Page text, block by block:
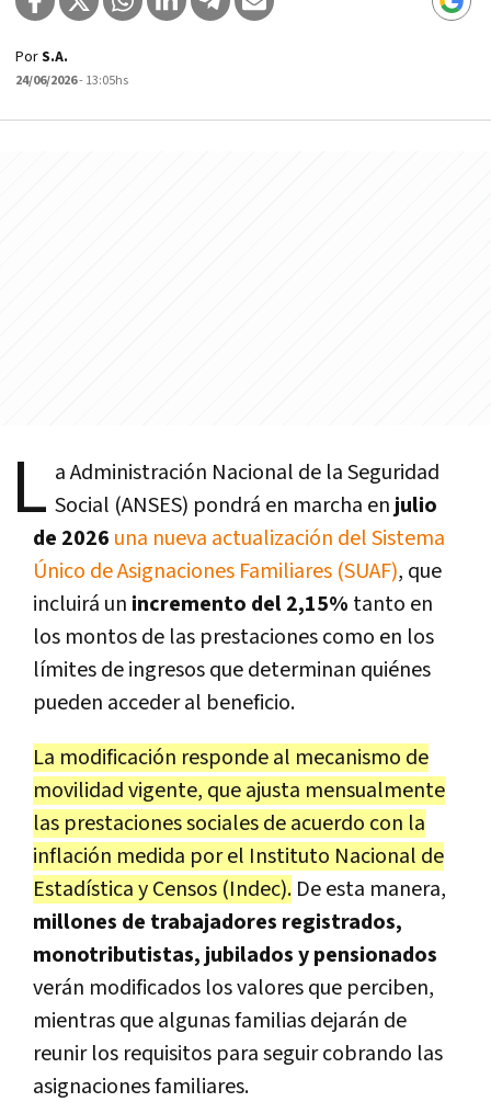
PorS.A.
24/06/2026- 13:05hs
L a Administración Nacional de la Seguridad
Social (ANSES) pondrá en marcha en julio
de 2026 una nueva actualización del Sistema
Único de Asignaciones Familiares (SUAF), que
incluirá un incremento del 2,15% tanto en
los montos de las prestaciones como en los
límites de ingresos que determinan quiénes
pueden acceder al beneficio.
La modificación responde al mecanismo de
movilidad vigente, que ajusta mensualmente
las prestaciones sociales de acuerdo con la
inflación medida por el Instituto Nacional de
Estadística y Censos (Indec). De esta manera,
millones de trabajadores registrados,
monotributistas, jubilados y pensionados
verán modificados los valores que perciben,
mientras que algunas familias dejarán de
reunir los requisitos para seguir cobrando las
asignaciones familiares.